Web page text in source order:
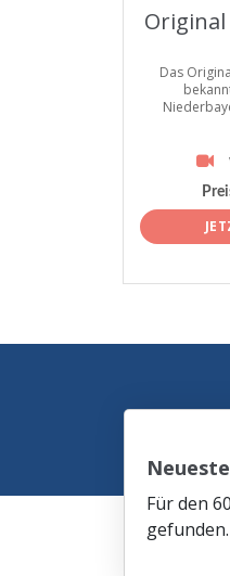
Das
Für den